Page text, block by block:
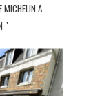
MICHELIN A
"